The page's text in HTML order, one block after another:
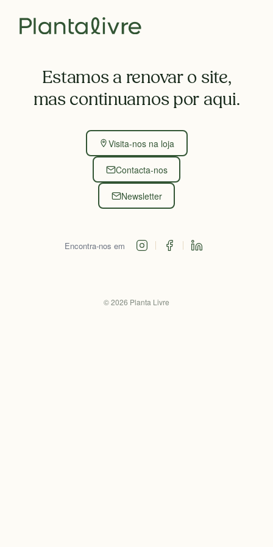
Estamos a renovar o site,
mas continuamos por aqui.
Visita-nos na loja
Contacta-nos
Newsletter
Encontra-nos em
©2026 Planta Livre